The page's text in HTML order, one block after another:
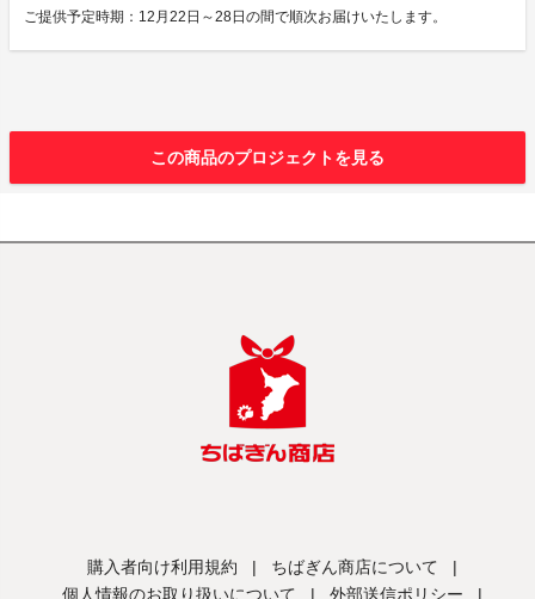
ご提供予定時期：12月22日～28日の間で順次お届けいたします。
この商品のプロジェクトを見る
購入者向け利用規約 | ちばぎん商店について
|
個人情報のお取り扱いについて
| 外部送信ポリシー |